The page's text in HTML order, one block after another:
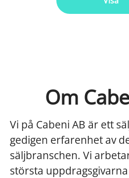
Om
Vi på Cabeni AB är ett
gedigen erfarenhet av
säljbranschen. Vi
största